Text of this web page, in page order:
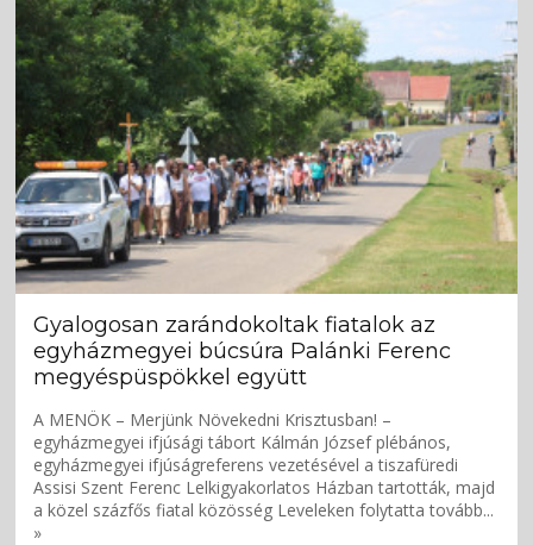
Gyalogosan zarándokoltak fiatalok az
egyházmegyei búcsúra Palánki Ferenc
megyéspüspökkel együtt
A MENÖK – Merjünk Növekedni Krisztusban! –
egyházmegyei ifjúsági tábort Kálmán József plébános,
egyházmegyei ifjúságreferens vezetésével a tiszafüredi
Assisi Szent Ferenc Lelkigyakorlatos Házban tartották, majd
a közel százfős fiatal közösség Leveleken folytatta tovább...
»